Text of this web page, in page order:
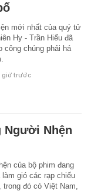
mới nhất của quý tử
Hy - Trần Hiểu đã
công chúng phải há
giờ trước
Người Nhện
của bộ phim đang
gió các rạp chiếu
trong đó có Việt Nam,